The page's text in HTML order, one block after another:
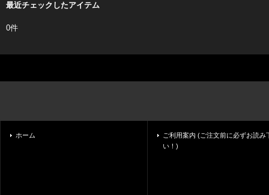
最近チェックしたアイテム
0件
ホーム
ご利用案内 (ご注文前に必ずお読み
い！)